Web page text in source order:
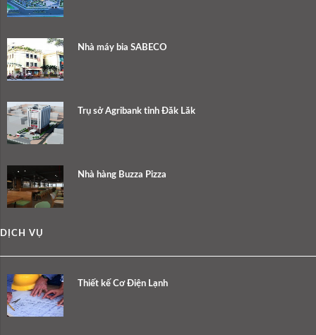
Nhà máy bia SABECO
Trụ sở Agribank tỉnh Đăk Lăk
Nhà hàng Buzza Pizza
DỊCH VỤ
Thiết kế Cơ Điện Lạnh